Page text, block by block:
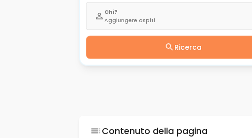
Chi?
Aggiungere ospiti
Ricerca
Contenuto della pagina